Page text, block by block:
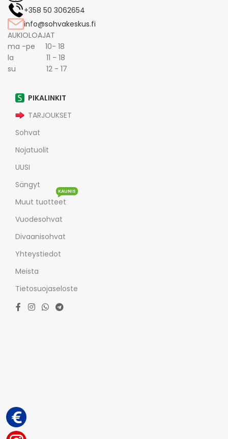
+358 50 3062654
info@sohvakeskus.fi
AUKIOLOAJAT
ma -pe 10- 18
la 11 - 18
su 12 - 17
PIKALINKIT
TARJOUKSET
Sohvat
Nojatuolit
UUSI
Sängyt
Muut tuotteet
KAUNIS
Vuodesohvat
Divaanisohvat
Yhteystiedot
Meista
Tietosuojaseloste